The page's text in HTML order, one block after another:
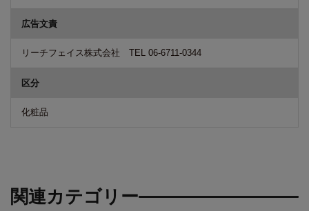
広告文責
リーチフェイス株式会社 TEL 06-6711-0344
区分
化粧品
関連カテゴリー